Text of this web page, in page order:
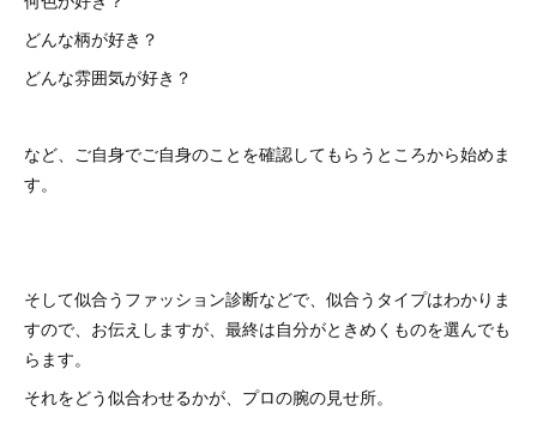
どんな柄が好き？
どんな雰囲気が好き？
など、ご自身でご自身のことを確認してもらうところから始めま
す。
そして似合うファッション診断などで、似合うタイプはわかりま
すので、お伝えしますが、最終は自分がときめくものを選んでも
らます。
それをどう似合わせるかが、プロの腕の見せ所。